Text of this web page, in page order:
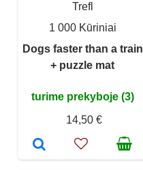
Trefl
1 000 Kūriniai
Dogs faster than a train
+ puzzle mat
turime prekyboje (3)
14,50 €